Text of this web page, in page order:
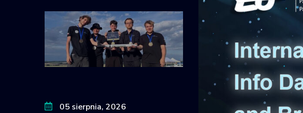
05 sierpnia, 2026